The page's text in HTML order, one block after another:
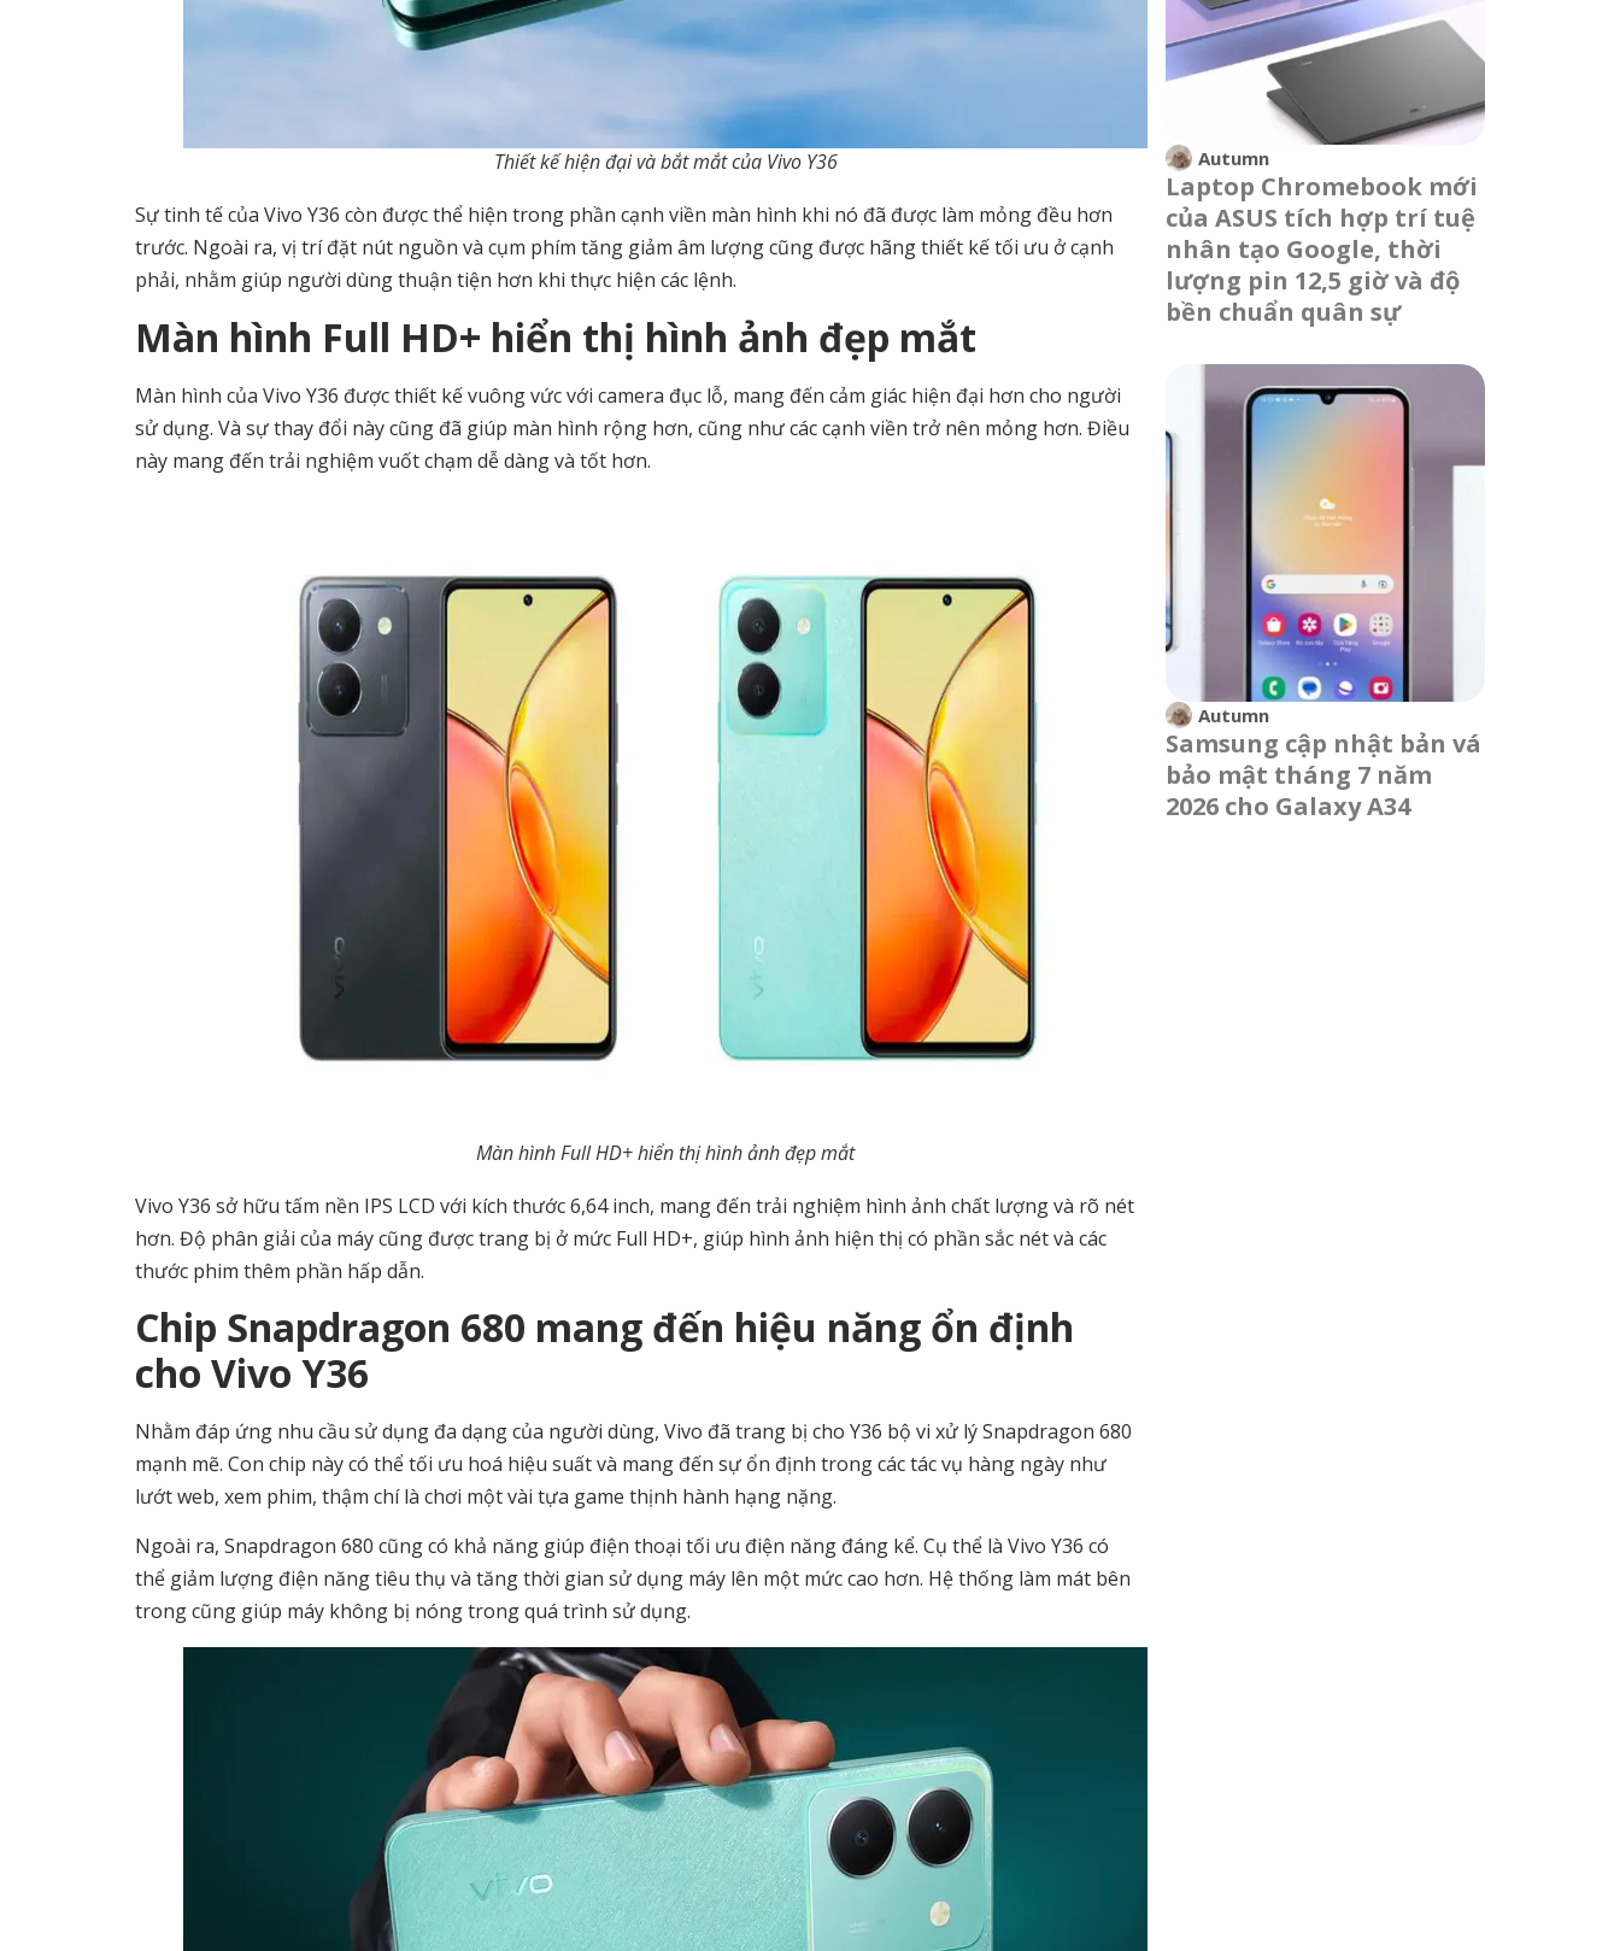
Thiết kế hiện đại và bắt mắt của Vivo Y36
Sự tinh tế của Vivo Y36 còn được thể hiện trong phần cạnh viền màn hình khi nó đã được làm mỏng đều hơn
trước. Ngoài ra, vị trí đặt nút nguồn và cụm phím tăng giảm âm lượng cũng được hãng thiết kế tối ưu ở cạnh
phải, nhằm giúp người dùng thuận tiện hơn khi thực hiện các lệnh.
Màn hình Full HD+ hiển thị hình ảnh đẹp mắt
Màn hình của Vivo Y36 được thiết kế vuông vức với camera đục lỗ, mang đến cảm giác hiện đại hơn cho người
sử dụng. Và sự thay đổi này cũng đã giúp màn hình rộng hơn, cũng như các cạnh viền trở nên mỏng hơn. Điều
này mang đến trải nghiệm vuốt chạm dễ dàng và tốt hơn.
Màn hình Full HD+ hiển thị hình ảnh đẹp mắt
Vivo Y36 sở hữu tấm nền IPS LCD với kích thước 6,64 inch, mang đến trải nghiệm hình ảnh chất lượng và rõ nét
hơn. Độ phân giải của máy cũng được trang bị ở mức Full HD+, giúp hình ảnh hiện thị có phần sắc nét và các
thước phim thêm phần hấp dẫn.
Chip Snapdragon 680 mang đến hiệu năng ổn định
cho Vivo Y36
Nhằm đáp ứng nhu cầu sử dụng đa dạng của người dùng, Vivo đã trang bị cho Y36 bộ vi xử lý Snapdragon 680
mạnh mẽ. Con chip này có thể tối ưu hoá hiệu suất và mang đến sự ổn định trong các tác vụ hàng ngày như
lướt web, xem phim, thậm chí là chơi một vài tựa game thịnh hành hạng nặng.
Ngoài ra, Snapdragon 680 cũng có khả năng giúp điện thoại tối ưu điện năng đáng kể. Cụ thể là Vivo Y36 có
thể giảm lượng điện năng tiêu thụ và tăng thời gian sử dụng máy lên một mức cao hơn. Hệ thống làm mát bên
trong cũng giúp máy không bị nóng trong quá trình sử dụng.
Autumn
Laptop Chromebook mới
của ASUS tích hợp trí tuệ
nhân tạo Google, thời
lượng pin 12,5 giờ và độ
bền chuẩn quân sự
Autumn
Samsung cập nhật bản vá
bảo mật tháng 7 năm
2026 cho Galaxy A34